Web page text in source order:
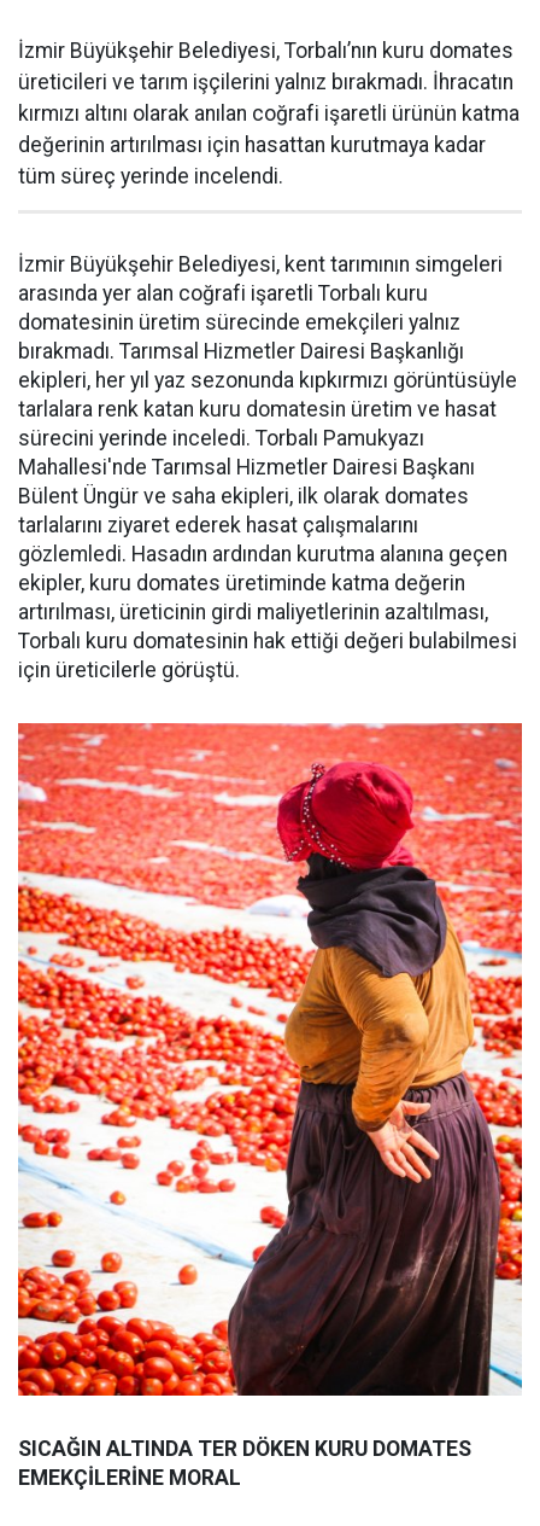
İzmir Büyükşehir Belediyesi, Torbalı’nın kuru domates
üreticileri ve tarım işçilerini yalnız bırakmadı. İhracatın
kırmızı altını olarak anılan coğrafi işaretli ürünün katma
değerinin artırılması için hasattan kurutmaya kadar
tüm süreç yerinde incelendi.
İzmir Büyükşehir Belediyesi, kent tarımının simgeleri
arasında yer alan coğrafi işaretli Torbalı kuru
domatesinin üretim sürecinde emekçileri yalnız
bırakmadı. Tarımsal Hizmetler Dairesi Başkanlığı
ekipleri, her yıl yaz sezonunda kıpkırmızı görüntüsüyle
tarlalara renk katan kuru domatesin üretim ve hasat
sürecini yerinde inceledi. Torbalı Pamukyazı
Mahallesi'nde Tarımsal Hizmetler Dairesi Başkanı
Bülent Üngür ve saha ekipleri, ilk olarak domates
tarlalarını ziyaret ederek hasat çalışmalarını
gözlemledi. Hasadın ardından kurutma alanına geçen
ekipler, kuru domates üretiminde katma değerin
artırılması, üreticinin girdi maliyetlerinin azaltılması,
Torbalı kuru domatesinin hak ettiği değeri bulabilmesi
için üreticilerle görüştü.
SICAĞIN ALTINDA TER DÖKEN KURU DOMATES
EMEKÇİLERİNE MORAL